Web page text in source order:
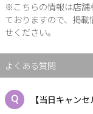
※こちらの情報は店舗
ておりますので、掲
せください。
よくある質問
【当日キャン